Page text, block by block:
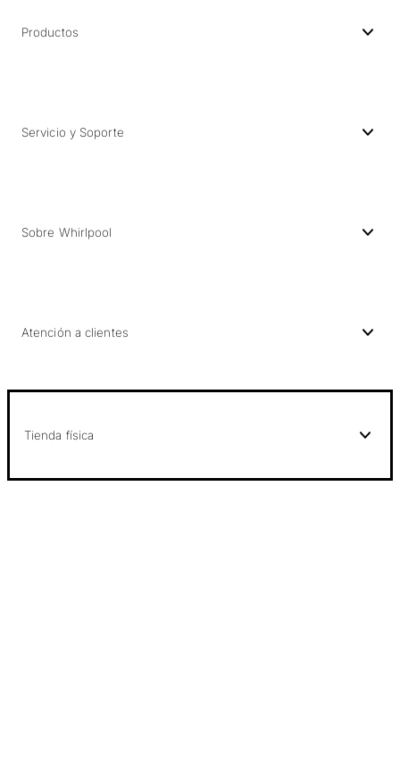
Productos
Servicio y Soporte
Sobre Whirlpool
Atención a clientes
Tienda física